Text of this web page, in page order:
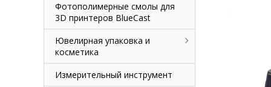
Фотополимерные смолы для
3D принтеров BlueCast
Ювелирная упаковка и
косметика
Измерительный инструмент